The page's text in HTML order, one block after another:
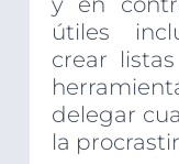
útiles
crear
delegar
la